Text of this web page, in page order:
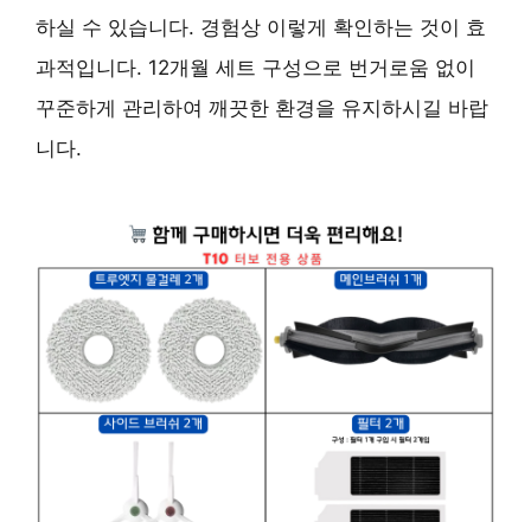
하실 수 있습니다. 경험상 이렇게 확인하는 것이 효
과적입니다. 12개월 세트 구성으로 번거로움 없이
꾸준하게 관리하여 깨끗한 환경을 유지하시길 바랍
니다.